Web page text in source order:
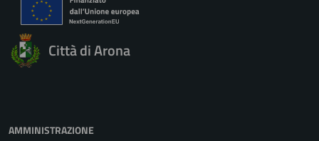
Città di Arona
AMMINISTRAZIONE